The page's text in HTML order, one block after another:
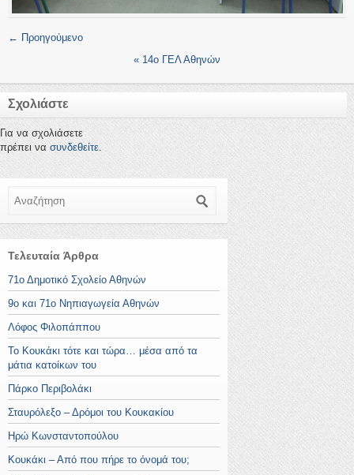
← Προηγούμενο
« 14ο ΓΕΛ Αθηνών
Σχολιάστε
Για να σχολιάσετε
πρέπει να συνδεθείτε
Τελευταία Άρθρα
71ο Δημοτικό Σχολείο Αθηνών
9ο και 71ο Νηπιαγωγεία Αθηνών
Λόφος Φιλοπάππου
Το Κουκάκι τότε και τώρα… μέσα από τα
μάτια κατοίκων του
Πάρκο Περιβολάκι
Σταυρόλεξο – Δρόμοι του Κουκακίου
Ηρώ Κωνσταντοπούλου
Κουκάκι – Από που πήρε το όνομά του;